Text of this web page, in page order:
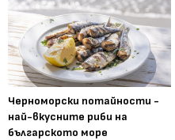
Черноморски потайности -
най-вкусните риби на
българското море